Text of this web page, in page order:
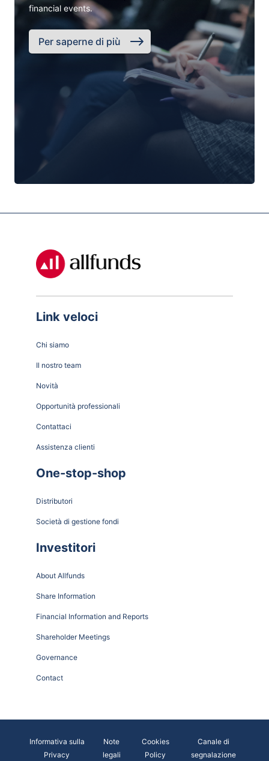
financial events.
Per saperne di più
Link veloci
Chi siamo
Il nostro team
Novità
Opportunità professionali
Contattaci
Assistenza clienti
One-stop-shop
Distributori
Società di gestione fondi
Investitori
About Allfunds
Share Information
Financial Information and Reports
Shareholder Meetings
Governance
Contact
Informativa sulla
Privacy
Note
legali
Cookies
Policy
Canale di
segnalazione